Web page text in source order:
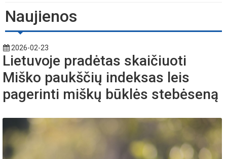
Naujienos
2026-02-23
Lietuvoje pradėtas skaičiuoti
Miško paukščių indeksas leis
pagerinti miškų būklės stebėseną